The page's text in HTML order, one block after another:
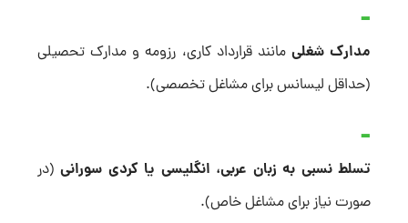
مدارک شغلی مانند قرارداد کاری، رزومه و مدارک تحصیلی
(حداقل لیسانس برای مشاغل تخصصی).
تسلط نسبی به زبان عربی، انگلیسی یا کردی سورانی(در
صورت نیاز برای مشاغل خاص).